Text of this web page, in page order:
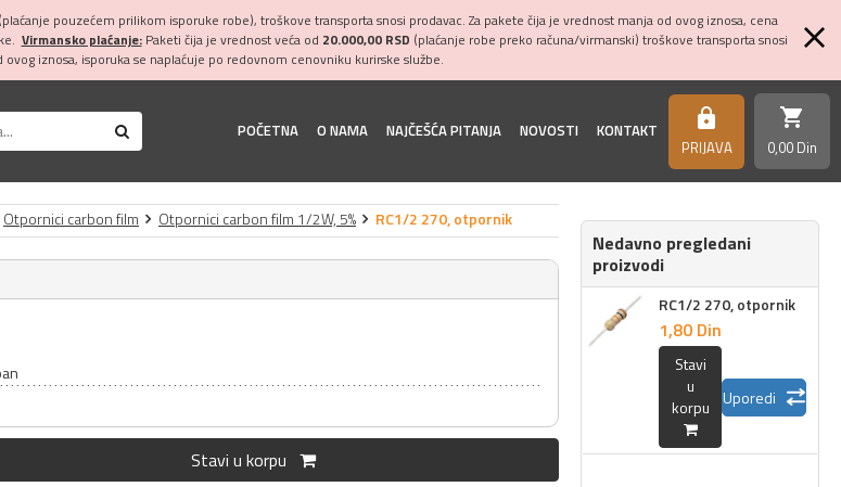
(plaćanje pouzećem prilikom isporuke robe), troškove transporta snosi prodavac. Za pakete čija je vrednost manja od ovog iznosa, cena
Virmansko plaćanje:Paketi čija je vrednost veća od 20.000,00 RSD (plaćanje robe preko računa/virmanski) troškove transporta snosi
iznosa, isporuka se naplaćuje po redovnom cenovniku kurirske službe.
POČETNA O NAMA NAJČEŠĆA PITANJA NOVOSTI KONTAKT https
PRIJAVA
shopping_cart
0,00 Din
Otpornici carbon film Otpornici carbon film 1/2W, 5% RC1/2 270, otpornik
Stavi u korpu
Nedavno pregledani
proizvodi
RC1/2 270, otpornik
1,80 Din
Stavi
u
korpu
Uporedi